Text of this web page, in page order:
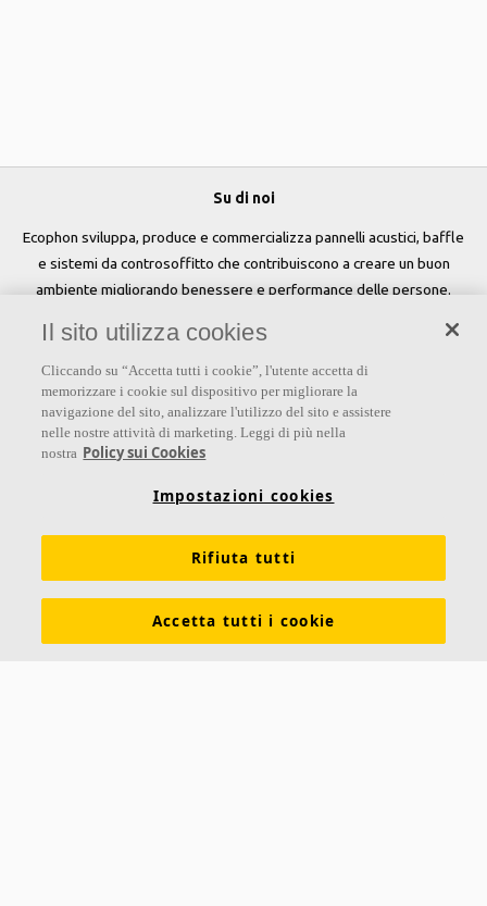
Su di noi
Ecophon sviluppa, produce e commercializza pannelli acustici, baffle
e sistemi da controsoffitto che contribuiscono a creare un buon
ambiente migliorando benessere e performance delle persone.
Seguici
Links
Dichiarazioni di Performance Informazioni legali
Scarica le nostre brochure Segnalazioni Whistleblowing
Il sito utilizza cookies
Cliccando su “Accetta tutti i cookie”, l'utente accetta di
memorizzare i cookie sul dispositivo per migliorare la
navigazione del sito, analizzare l'utilizzo del sito e assistere
nelle nostre attività di marketing. Leggi di più nella
nostra Policy sui Cookies
Impostazioni cookies
Rifiuta tutti
Accetta tutti i cookie